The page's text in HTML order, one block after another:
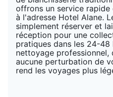
offrons un service
à l'adresse Hotel Alane.
simplement réserver et
réception pour une
pratiques dans les 24-48
nettoyage
aucune perturbation de
rend les voyages plus